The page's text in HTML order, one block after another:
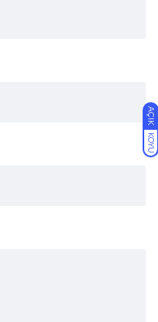
AÇIK
KOYU